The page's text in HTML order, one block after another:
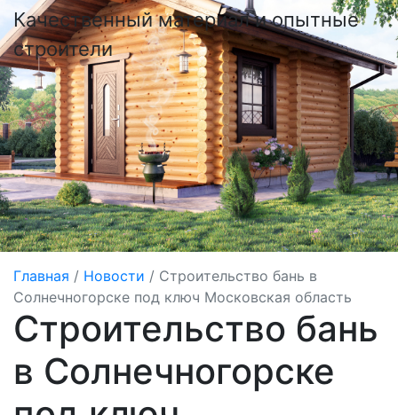
Качественный материал и опытные
строители
Главная / Новости / Строительство бань в
Солнечногорске под ключ Московская область
Строительство бань
в Солнечногорске